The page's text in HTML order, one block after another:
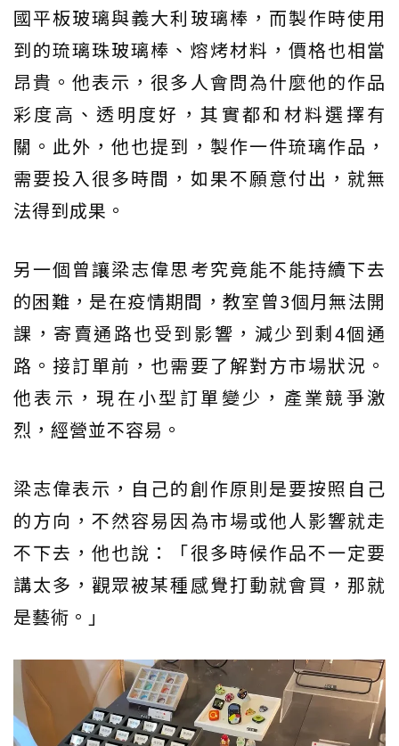
國平板玻璃與義大利玻璃棒，而製作時使用
到的琉璃珠玻璃棒、熔烤材料，價格也相當
昂貴。他表示，很多人會問為什麼他的作品
彩度高、透明度好，其實都和材料選擇有
關。此外，他也提到，製作一件琉璃作品，
需要投入很多時間，如果不願意付出，就無
法得到成果。
另一個曾讓梁志偉思考究竟能不能持續下去
的困難，是在疫情期間，教室曾3個月無法開
課，寄賣通路也受到影響，減少到剩4個通
路。接訂單前，也需要了解對方市場狀況。
他表示，現在小型訂單變少，產業競爭激
烈，經營並不容易。
梁志偉表示，自己的創作原則是要按照自己
的方向，不然容易因為市場或他人影響就走
不下去，他也說：「很多時候作品不一定要
講太多，觀眾被某種感覺打動就會買，那就
是藝術。」